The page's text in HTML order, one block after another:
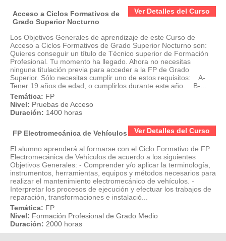
Ver Detalles del Curso
Acceso a Ciclos Formativos de
Grado Superior Nocturno
Los Objetivos Generales de aprendizaje de este Curso de
Acceso a Ciclos Formativos de Grado Superior Nocturno son:
Quieres conseguir un título de Técnico superior de Formación
Profesional. Tu momento ha llegado. Ahora no necesitas
ninguna titulación previa para acceder a la FP de Grado
Superior. Sólo necesitas cumplir uno de estos requisitos: A-
Tener 19 años de edad, o cumplirlos durante este año. B-...
Temática: FP
Nivel: Pruebas de Acceso
Duración: 1400 horas
Ver Detalles del Curso
FP Electromecánica de Vehículos
El alumno aprenderá al formarse con el Ciclo Formativo de FP
Electromecánica de Vehículos de acuerdo a los siguientes
Objetivos Generales: - Comprender y/o aplicar la terminología,
instrumentos, herramientas, equipos y métodos necesarios para
realizar el mantenimiento electromecánico de vehículos. -
Interpretar los procesos de ejecución y efectuar los trabajos de
reparación, transformaciones e instalació...
Temática: FP
Nivel: Formación Profesional de Grado Medio
Duración: 2000 horas